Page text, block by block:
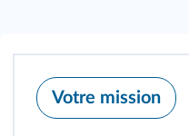
Votre mission